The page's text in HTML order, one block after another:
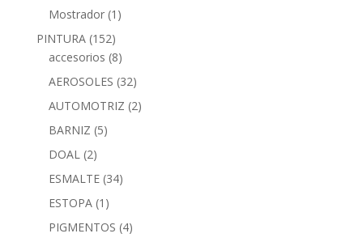
Mostrador (1)
PINTURA (152)
accesorios (8)
AEROSOLES (32)
AUTOMOTRIZ (2)
BARNIZ (5)
DOAL (2)
ESMALTE (34)
ESTOPA (1)
PIGMENTOS (4)